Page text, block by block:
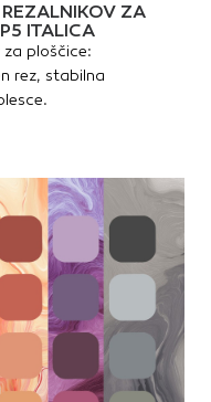
ZA
ITALICA
za ploščice:
rez, stabilna